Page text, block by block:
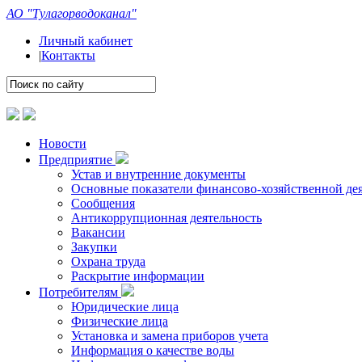
АО "Тулагорводоканал"
Личный кабинет
|Контакты
Новости
Предприятие
Устав и внутренние документы
Основные показатели финансово-хозяйственной
Сообщения
Антикоррупционная деятельность
Вакансии
Закупки
Охрана труда
Раскрытие информации
Потребителям
Юридические лица
Физические лица
Установка и замена приборов учета
Информация о качестве воды